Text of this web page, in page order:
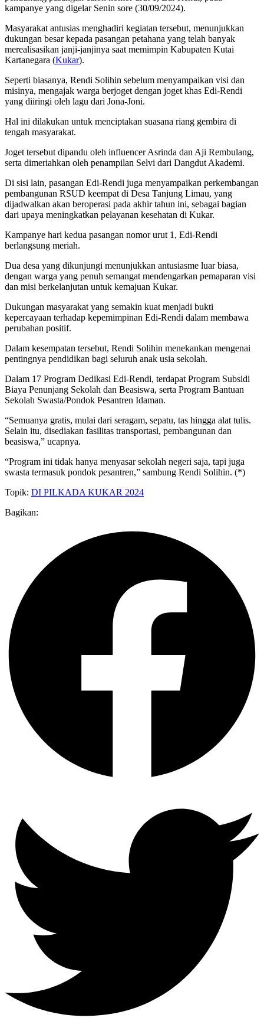
kampanye yang digelar Senin sore (30/09/2024).
Masyarakat antusias menghadiri kegiatan tersebut, menunjukkan
dukungan besar kepada pasangan petahana yang telah banyak
merealisasikan janji-janjinya saat memimpin Kabupaten Kutai
Kartanegara (Kukar).
Seperti biasanya, Rendi Solihin sebelum menyampaikan visi dan
misinya, mengajak warga berjoget dengan joget khas Edi-Rendi
yang diiringi oleh lagu dari Jona-Joni.
Hal ini dilakukan untuk menciptakan suasana riang gembira di
tengah masyarakat.
Joget tersebut dipandu oleh influencer Asrinda dan Aji Rembulang,
serta dimeriahkan oleh penampilan Selvi dari Dangdut Akademi.
Di sisi lain, pasangan Edi-Rendi juga menyampaikan perkembangan
pembangunan RSUD keempat di Desa Tanjung Limau, yang
dijadwalkan akan beroperasi pada akhir tahun ini, sebagai bagian
dari upaya meningkatkan pelayanan kesehatan di Kukar.
Kampanye hari kedua pasangan nomor urut 1, Edi-Rendi
berlangsung meriah.
Dua desa yang dikunjungi menunjukkan antusiasme luar biasa,
dengan warga yang penuh semangat mendengarkan pemaparan visi
dan misi berkelanjutan untuk kemajuan Kukar.
Dukungan masyarakat yang semakin kuat menjadi bukti
kepercayaan terhadap kepemimpinan Edi-Rendi dalam membawa
perubahan positif.
Dalam kesempatan tersebut, Rendi Solihin menekankan mengenai
pentingnya pendidikan bagi seluruh anak usia sekolah.
Dalam 17 Program Dedikasi Edi-Rendi, terdapat Program Subsidi
Biaya Penunjang Sekolah dan Beasiswa, serta Program Bantuan
Sekolah Swasta/Pondok Pesantren Idaman.
“Semuanya gratis, mulai dari seragam, sepatu, tas hingga alat tulis.
Selain itu, disediakan fasilitas transportasi, pembangunan dan
beasiswa,” ucapnya.
“Program ini tidak hanya menyasar sekolah negeri saja, tapi juga
swasta termasuk pondok pesantren,” sambung Rendi Solihin. (*)
Topik: DI PILKADA KUKAR 2024
Bagikan: